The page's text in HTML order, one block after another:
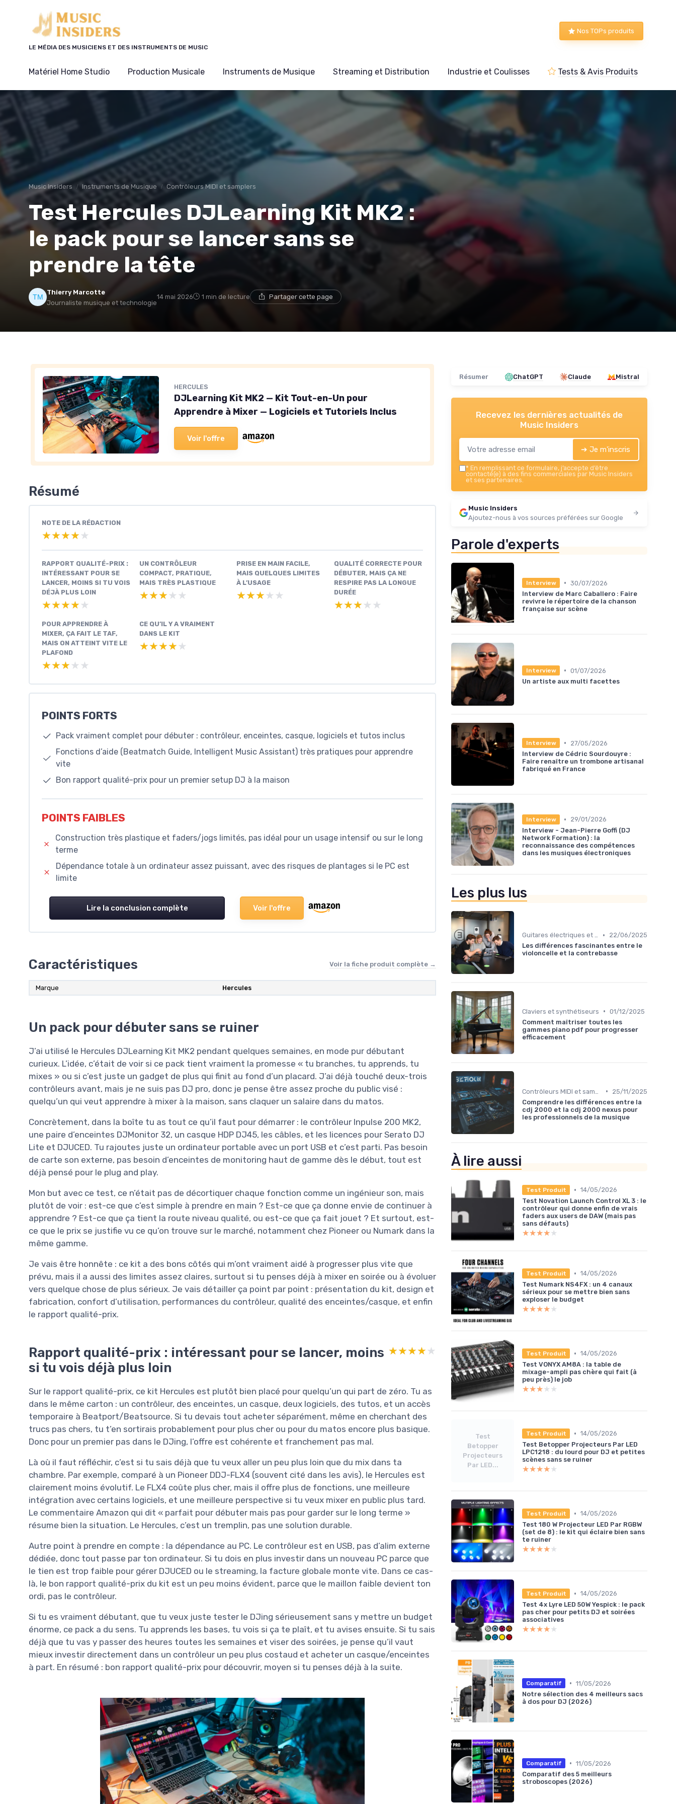
LE MÉDIA DES MUSICIENS ET DES INSTRUMENTS DE MUSIC
Nos TOPs produits
Matériel Home Studio Production Musicale Instruments de Musique Streaming et Distribution Industrie et Coulisses Tests & Avis Produits
Music Insiders Instruments de Musique Contrôleurs MIDI et samplers
Test Hercules DJLearning Kit MK2 :
le pack pour se lancer sans se
prendre la tête
Thierry Marcotte
Journaliste musique et technologie
14 mai 2026 1 min de lecture Partager cette page
HERCULES
DJLearning Kit MK2 — Kit Tout-en-Un pour
Apprendre à Mixer — Logiciels et Tutoriels Inclus
Voir l'offre
Résumé
NOTE DE LA RÉDACTION
★★★★★
★★★★★
RAPPORT QUALITÉ-PRIX :
INTÉRESSANT POUR SE
LANCER, MOINS SI TU VOIS
DÉJÀ PLUS LOIN
★★★★★
★★★★★
UN CONTRÔLEUR
COMPACT, PRATIQUE,
MAIS TRÈS PLASTIQUE
★★★★★
★★★★★
PRISE EN MAIN FACILE,
MAIS QUELQUES LIMITES
À L’USAGE
★★★★★
★★★★★
QUALITÉ CORRECTE POUR
DÉBUTER, MAIS ÇA NE
RESPIRE PAS LA LONGUE
DURÉE
★★★★★
★★★★★
POUR APPRENDRE À
MIXER, ÇA FAIT LE TAF,
MAIS ON ATTEINT VITE LE
PLAFOND
★★★★★
★★★★★
CE QU’IL Y A VRAIMENT
DANS LE KIT
★★★★★
★★★★★
POINTS FORTS
Pack vraiment complet pour débuter : contrôleur, enceintes, casque, logiciels et tutos inclus
Fonctions d’aide (Beatmatch Guide, Intelligent Music Assistant) très pratiques pour apprendre
vite
Bon rapport qualité-prix pour un premier setup DJ à la maison
POINTS FAIBLES
Construction très plastique et faders/jogs limités, pas idéal pour un usage intensif ou sur le long
terme
Dépendance totale à un ordinateur assez puissant, avec des risques de plantages si le PC est
limite
Lire la conclusion complète Voir l'offre
Caractéristiques Voir la fiche produit complète →
Marque Hercules
Un pack pour débuter sans se ruiner
J’ai utilisé le Hercules DJLearning Kit MK2 pendant quelques semaines, en mode pur débutant
curieux. L’idée, c’était de voir si ce pack tient vraiment la promesse « tu branches, tu apprends, tu
mixes » ou si c’est juste un gadget de plus qui finit au fond d’un placard. J’ai déjà touché deux-trois
contrôleurs avant, mais je ne suis pas DJ pro, donc je pense être assez proche du public visé :
quelqu’un qui veut apprendre à mixer à la maison, sans claquer un salaire dans du matos.
Concrètement, dans la boîte tu as tout ce qu’il faut pour démarrer : le contrôleur Inpulse 200 MK2,
une paire d’enceintes DJMonitor 32, un casque HDP DJ45, les câbles, et les licences pour Serato DJ
Lite et DJUCED. Tu rajoutes juste un ordinateur portable avec un port USB et c’est parti. Pas besoin
de carte son externe, pas besoin d’enceintes de monitoring haut de gamme dès le début, tout est
déjà pensé pour le plug and play.
Mon but avec ce test, ce n’était pas de décortiquer chaque fonction comme un ingénieur son, mais
plutôt de voir : est-ce que c’est simple à prendre en main ? Est-ce que ça donne envie de continuer à
apprendre ? Est-ce que ça tient la route niveau qualité, ou est-ce que ça fait jouet ? Et surtout, est-
ce que le prix se justifie vu ce qu’on trouve sur le marché, notamment chez Pioneer ou Numark dans la
même gamme.
Je vais être honnête : ce kit a des bons côtés qui m’ont vraiment aidé à progresser plus vite que
prévu, mais il a aussi des limites assez claires, surtout si tu penses déjà à mixer en soirée ou à évoluer
vers quelque chose de plus sérieux. Je vais détailler ça point par point : présentation du kit, design et
fabrication, confort d’utilisation, performances du contrôleur, qualité des enceintes/casque, et enfin
le rapport qualité-prix.
Rapport qualité-prix : intéressant pour se lancer, moins
si tu vois déjà plus loin
★★★★★
★★★★★
Sur le rapport qualité-prix, ce kit Hercules est plutôt bien placé pour quelqu’un qui part de zéro. Tu as
dans le même carton : un contrôleur, des enceintes, un casque, deux logiciels, des tutos, et un accès
temporaire à Beatport/Beatsource. Si tu devais tout acheter séparément, même en cherchant des
trucs pas chers, tu t’en sortirais probablement pour plus cher ou pour du matos encore plus basique.
Donc pour un premier pas dans le DJing, l’offre est cohérente et franchement pas mal.
Là où il faut réfléchir, c’est si tu sais déjà que tu veux aller un peu plus loin que du mix dans ta
chambre. Par exemple, comparé à un Pioneer DDJ-FLX4 (souvent cité dans les avis), le Hercules est
clairement moins évolutif. Le FLX4 coûte plus cher, mais il offre plus de fonctions, une meilleure
intégration avec certains logiciels, et une meilleure perspective si tu veux mixer en public plus tard.
Le commentaire Amazon qui dit « parfait pour débuter mais pas pour garder sur le long terme »
résume bien la situation. Le Hercules, c’est un tremplin, pas une solution durable.
Autre point à prendre en compte : la dépendance au PC. Le contrôleur est en USB, pas d’alim externe
dédiée, donc tout passe par ton ordinateur. Si tu dois en plus investir dans un nouveau PC parce que
le tien est trop faible pour gérer DJUCED ou le streaming, la facture globale monte vite. Dans ce cas-
là, le bon rapport qualité-prix du kit est un peu moins évident, parce que le maillon faible devient ton
ordi, pas le contrôleur.
Si tu es vraiment débutant, que tu veux juste tester le DJing sérieusement sans y mettre un budget
énorme, ce pack a du sens. Tu apprends les bases, tu vois si ça te plaît, et tu avises ensuite. Si tu sais
déjà que tu vas y passer des heures toutes les semaines et viser des soirées, je pense qu’il vaut
mieux investir directement dans un contrôleur un peu plus costaud et acheter un casque/enceintes
à part. En résumé : bon rapport qualité-prix pour découvrir, moyen si tu penses déjà à la suite.
Résumer ChatGPT Claude Mistral
Recevez les dernières actualités de
Music Insiders
➔ Je m'inscris
* En remplissant ce formulaire, j’accepte d’être
contacté(e) à des fins commerciales par Music Insiders
et ses partenaires.
Music Insiders
Ajoutez-nous à vos sources préférées sur Google
Parole d'experts
Interview • 30/07/2026
Interview de Marc Caballero : Faire
revivre le répertoire de la chanson
française sur scène
Interview • 01/07/2026
Un artiste aux multi facettes
Interview •
27/05/2026
Interview de Cédric Sourdouyre :
Faire renaître un trombone artisanal
fabriqué en France
Interview •
29/01/2026
Interview - Jean-Pierre Goffi (DJ
Network Formation) : la
reconnaissance des compétences
dans les musiques électroniques
Les plus lus
Guitares électriques et acoustiques •
22/06/2025
Les différences fascinantes entre le
violoncelle et la contrebasse
Claviers et synthétiseurs • 01/12/2025
Comment maîtriser toutes les
gammes piano pdf pour progresser
efficacement
•
25/11/2025
Comprendre les différences entre la
cdj 2000 et la cdj 2000 nexus pour
les professionnels de la musique
À lire aussi
Test Produit • 14/05/2026
Test Novation Launch Control XL 3 : le
contrôleur qui donne enfin de vrais
faders aux users de DAW (mais pas
sans défauts)
★★★★★
★★★★★
Test Produit • 14/05/2026
Test Numark NS4FX : un 4 canaux
sérieux pour se mettre bien sans
exploser le budget
★★★★★
★★★★★
Test Produit • 14/05/2026
Test VONYX AM8A : la table de
mixage-ampli pas chère qui fait (à
peu près) le job
★★★★★
★★★★★
Test
Betopper
Projecteurs
Par LED...
Test Produit • 14/05/2026
Test Betopper Projecteurs Par LED
LPC1218 : du lourd pour DJ et petites
scènes sans se ruiner
★★★★★
★★★★★
Test Produit • 14/05/2026
Test 180 W Projecteur LED Par RGBW
(set de 8) : le kit qui éclaire bien sans
te ruiner
★★★★★
★★★★★
Test Produit • 14/05/2026
Test 4x Lyre LED 50W Yespick : le pack
pas cher pour petits DJ et soirées
associatives
★★★★★
★★★★★
Comparatif • 11/05/2026
Notre sélection des 4 meilleurs sacs
à dos pour DJ (2026)
Comparatif • 11/05/2026
Comparatif des 5 meilleurs
stroboscopes (2026)